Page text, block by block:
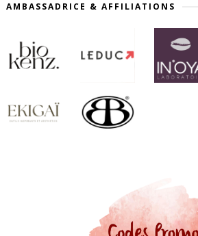
AMBASSADRICE & AFFILIATIONS